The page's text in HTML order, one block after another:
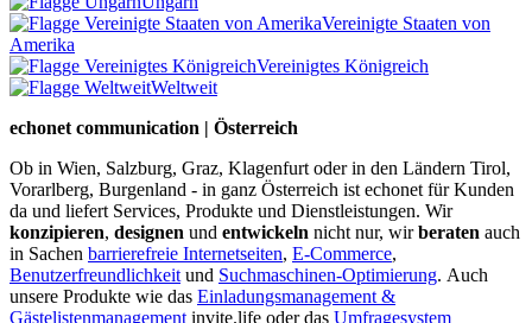
Vereinigte Staaten von
Amerika
Vereinigtes Königreich
Weltweit
echonet communication | Österreich
Ob in Wien, Salzburg, Graz, Klagenfurt oder in den Ländern Tirol,
Vorarlberg, Burgenland - in ganz Österreich ist echonet für Kunden
da und liefert Services, Produkte und Dienstleistungen. Wir
konzipieren, designen und entwickeln nicht nur, wirberaten auch
in Sachen barrierefreie Internetseiten, E-Commerce,
Benutzerfreundlichkeit und Suchmaschinen-Optimierung. Auch
unsere Produkte wie das Einladungsmanagement &
Gästelistenmanagement invite.life oder das Umfragesystem